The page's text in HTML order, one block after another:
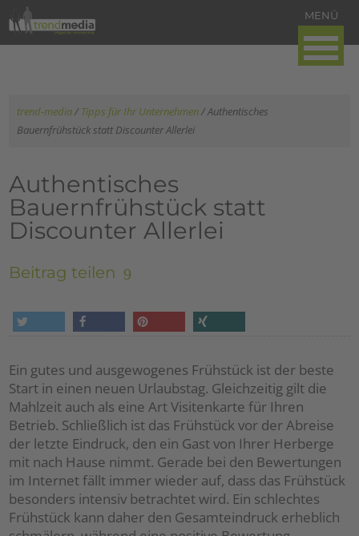
trend-media/ Tipps für Ihr Unternehmen/Authentisches
Bauernfrühstück statt Discounter Allerlei
Authentisches
Bauernfrühstück statt
Discounter Allerlei
Beitrag teilen
Ein gutes und ausgewogenes Frühstück ist der beste
Start in einen neuen Urlaubstag. Gleichzeitig gilt die
Mahlzeit auch als eine Art Visitenkarte für Ihren
Betrieb. Schließlich ist das Frühstück vor der Abreise
der letzte Eindruck, den ein Gast von Ihrer Herberge
mit nach Hause nimmt. Gerade bei den Bewertungen
im Internet fällt immer wieder auf, dass das Frühstück
besonders intensiv betrachtet wird. Ein schlechtes
Frühstück kann daher den Gesamteindruck erheblich